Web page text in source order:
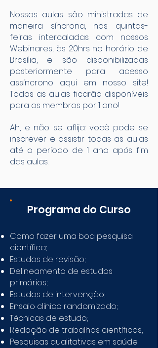
Nossas aulas são ministradas de
maneira síncrona, nas quintas-
feiras intercaladas com nossos
Webinares, às 20hrs no horário de
Brasília, e são disponibilizadas
posteriormente para acesso
assíncrono aqui em nosso site!
Todas as aulas ficarão disponíveis
para os membros por 1 ano!
Ah, e não se aflija: você pode se
inscrever e assistir todas as aulas
até o período de 1 ano após fim
das aulas.
Programa do Curso
Como fazer uma boa pesquisa
científica;
Estudos de revisão;
Delineamento de estudos
primários;
Estudos de intervenção;
Ensaio clínico randomizado;
Técnicas de estudo;
Redação de trabalhos científicos;
Pesquisas qualitativas em saúde